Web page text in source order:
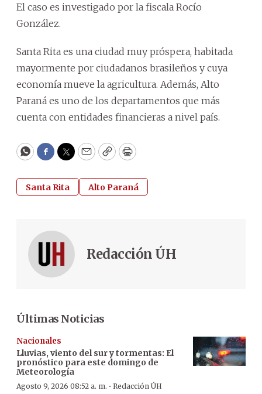
El caso es investigado por la fiscala Rocío
González.
Santa Rita es una ciudad muy próspera, habitada
mayormente por ciudadanos brasileños y cuya
economía mueve la agricultura. Además, Alto
Paraná es uno de los departamentos que más
cuenta con entidades financieras a nivel país.
WhatsApp
Facebook
Twitter
EmailCopyPrint
Santa Rita Alto Paraná
Redacción ÚH
Últimas Noticias
Nacionales
Lluvias, viento del sur y tormentas: El
pronóstico para este domingo de
Meteorología
Agosto 9, 2026 08:52 a. m. · Redacción ÚH